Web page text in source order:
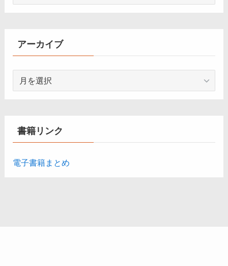
ーアーカイブ
ブ
書籍リンク
電子書籍まとめ